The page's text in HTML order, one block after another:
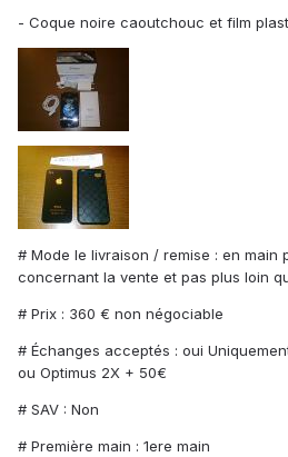
- Coque noire caoutchouc et film
# Mode le livraison / remise : en main
concernant la vente et pas plus loin
# Prix : 360 € non négociable
# Échanges acceptés : oui
ou Optimus 2X + 50€
# SAV : Non
# Première main : 1ere main